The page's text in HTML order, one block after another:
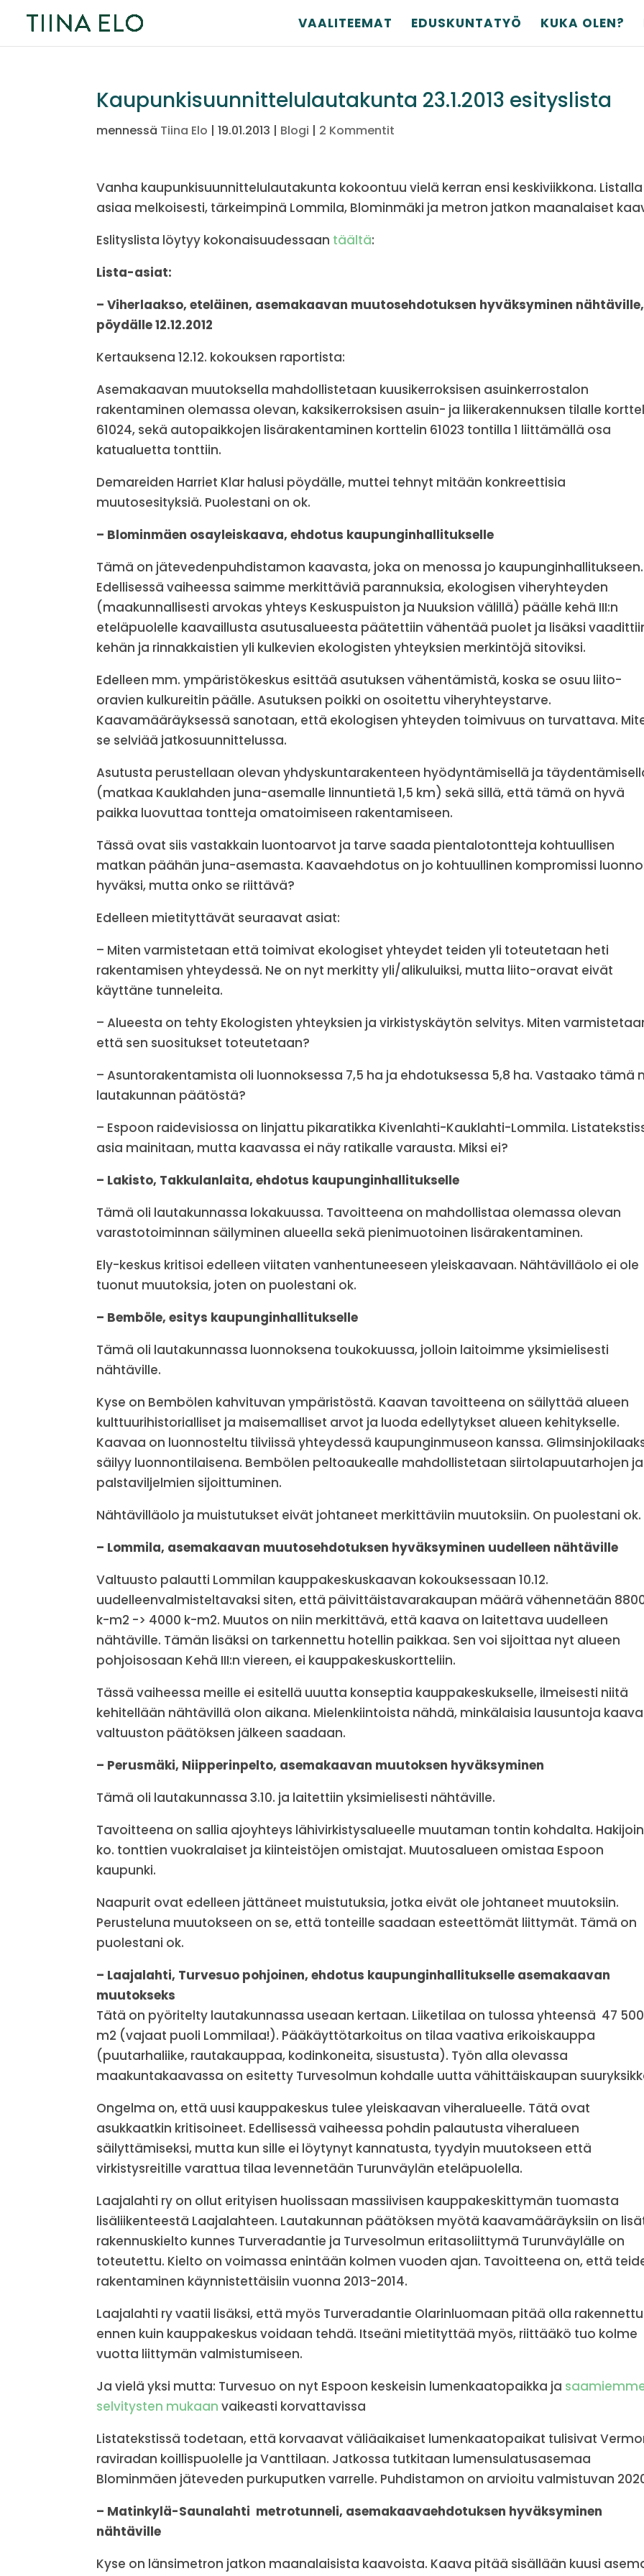
VAALITEEMAT EDUSKUNTATYÖ KUKA OLEN?
Kaupunkisuunnittelulautakunta 23.1.2013 esityslista
mennessä Tiina Elo |19.01.2013 | Blogi | 2 Kommentit
Vanha kaupunkisuunnittelulautakunta kokoontuu vielä kerran ensi keskiviikkona.
asiaa melkoisesti, tärkeimpinä Lommila, Blominmäki ja metron jatkon maanalaiset
Eslityslista löytyy kokonaisuudessaan täältä:
Lista-asiat:
– Viherlaakso, eteläinen, asemakaavan muutosehdotuksen hyväksyminen nähtäville,
pöydälle 12.12.2012
Kertauksena 12.12. kokouksen raportista:
Asemakaavan muutoksella mahdollistetaan kuusikerroksisen asuinkerrostalon
rakentaminen olemassa olevan, kaksikerroksisen asuin- ja liikerakennuksen tilalle
61024, sekä autopaikkojen lisärakentaminen korttelin 61023 tontilla 1 liittämällä osa
katualuetta tonttiin.
Demareiden Harriet Klar halusi pöydälle, muttei tehnyt mitään konkreettisia
muutosesityksiä. Puolestani on ok.
– Blominmäen osayleiskaava, ehdotus kaupunginhallitukselle
Tämä on jätevedenpuhdistamon kaavasta, joka on menossa jo kaupunginhallitukseen.
Edellisessä vaiheessa saimme merkittäviä parannuksia, ekologisen viheryhteyden
(maakunnallisesti arvokas yhteys Keskuspuiston ja Nuuksion välillä) päälle kehä III:n
eteläpuolelle kaavaillusta asutusalueesta päätettiin vähentää puolet ja lisäksi
kehän ja rinnakkaistien yli kulkevien ekologisten yhteyksien merkintöjä sitoviksi.
Edelleen mm. ympäristökeskus esittää asutuksen vähentämistä, koska se osuu liito-
oravien kulkureitin päälle. Asutuksen poikki on osoitettu viheryhteystarve.
Kaavamääräyksessä sanotaan, että ekologisen yhteyden toimivuus on turvattava.
se selviää jatkosuunnittelussa.
Asutusta perustellaan olevan yhdyskuntarakenteen hyödyntämisellä ja
(matkaa Kauklahden juna-asemalle linnuntietä 1,5 km) sekä sillä, että tämä on hyvä
paikka luovuttaa tontteja omatoimiseen rakentamiseen.
Tässä ovat siis vastakkain luontoarvot ja tarve saada pientalotontteja kohtuullisen
matkan päähän juna-asemasta. Kaavaehdotus on jo kohtuullinen kompromissi
hyväksi, mutta onko se riittävä?
Edelleen mietityttävät seuraavat asiat:
– Miten varmistetaan että toimivat ekologiset yhteydet teiden yli toteutetaan heti
rakentamisen yhteydessä. Ne on nyt merkitty yli/alikuluiksi, mutta liito-oravat eivät
käyttäne tunneleita.
– Alueesta on tehty Ekologisten yhteyksien ja virkistyskäytön selvitys. Miten
että sen suositukset toteutetaan?
– Asuntorakentamista oli luonnoksessa 7,5 ha ja ehdotuksessa 5,8 ha. Vastaako tämä
lautakunnan päätöstä?
– Espoon raidevisiossa on linjattu pikaratikka Kivenlahti-Kauklahti-Lommila.
asia mainitaan, mutta kaavassa ei näy ratikalle varausta. Miksi ei?
– Lakisto, Takkulanlaita, ehdotus kaupunginhallitukselle
Tämä oli lautakunnassa lokakuussa. Tavoitteena on mahdollistaa olemassa olevan
varastotoiminnan säilyminen alueella sekä pienimuotoinen lisärakentaminen.
Ely-keskus kritisoi edelleen viitaten vanhentuneeseen yleiskaavaan. Nähtävilläolo ei ole
tuonut muutoksia, joten on puolestani ok.
– Bemböle, esitys kaupunginhallitukselle
Tämä oli lautakunnassa luonnoksena toukokuussa, jolloin laitoimme yksimielisesti
nähtäville.
Kyse on Bembölen kahvituvan ympäristöstä. Kaavan tavoitteena on säilyttää alueen
kulttuurihistorialliset ja maisemalliset arvot ja luoda edellytykset alueen kehitykselle.
Kaavaa on luonnosteltu tiiviissä yhteydessä kaupunginmuseon kanssa.
säilyy luonnontilaisena. Bembölen peltoaukealle mahdollistetaan siirtolapuutarhojen ja
palstaviljelmien sijoittuminen.
Nähtävilläolo ja muistutukset eivät johtaneet merkittäviin muutoksiin. On puolestani ok.
– Lommila, asemakaavan muutosehdotuksen hyväksyminen uudelleen nähtäville
Valtuusto palautti Lommilan kauppakeskuskaavan kokouksessaan 10.12.
uudelleenvalmisteltavaksi siten, että päivittäistavarakaupan määrä vähennetään
k-m2 -> 4000 k-m2. Muutos on niin merkittävä, että kaava on laitettava uudelleen
nähtäville. Tämän lisäksi on tarkennettu hotellin paikkaa. Sen voi sijoittaa nyt alueen
pohjoisosaan Kehä III:n viereen, ei kauppakeskuskortteliin.
Tässä vaiheessa meille ei esitellä uuutta konseptia kauppakeskukselle, ilmeisesti niitä
kehitellään nähtävillä olon aikana. Mielenkiintoista nähdä, minkälaisia lausuntoja
valtuuston päätöksen jälkeen saadaan.
– Perusmäki, Niipperinpelto, asemakaavan muutoksen hyväksyminen
Tämä oli lautakunnassa 3.10. ja laitettiin yksimielisesti nähtäville.
Tavoitteena on sallia ajoyhteys lähivirkistysalueelle muutaman tontin kohdalta.
ko. tonttien vuokralaiset ja kiinteistöjen omistajat. Muutosalueen omistaa Espoon
kaupunki.
Naapurit ovat edelleen jättäneet muistutuksia, jotka eivät ole johtaneet muutoksiin.
Perusteluna muutokseen on se, että tonteille saadaan esteettömät liittymät. Tämä on
puolestani ok.
– Laajalahti, Turvesuo pohjoinen, ehdotus kaupunginhallitukselle asemakaavan
muutokseks
Tätä on pyöritelty lautakunnassa useaan kertaan. Liiketilaa on tulossa yhteensä 47
m2 (vajaat puoli Lommilaa!). Pääkäyttötarkoitus on tilaa vaativa erikoiskauppa
(puutarhaliike, rautakauppaa, kodinkoneita, sisustusta). Työn alla olevassa
maakuntakaavassa on esitetty Turvesolmun kohdalle uutta vähittäiskaupan
Ongelma on, että uusi kauppakeskus tulee yleiskaavan viheralueelle. Tätä ovat
asukkaatkin kritisoineet. Edellisessä vaiheessa pohdin palautusta viheralueen
säilyttämiseksi, mutta kun sille ei löytynyt kannatusta, tyydyin muutokseen että
virkistysreitille varattua tilaa levennetään Turunväylän eteläpuolella.
Laajalahti ry on ollut erityisen huolissaan massiivisen kauppakeskittymän tuomasta
lisäliikenteestä Laajalahteen. Lautakunnan päätöksen myötä kaavamääräyksiin on
rakennuskielto kunnes Turveradantie ja Turvesolmun eritasoliittymä Turunväylälle on
toteutettu. Kielto on voimassa enintään kolmen vuoden ajan. Tavoitteena on, että
rakentaminen käynnistettäisiin vuonna 2013-2014.
Laajalahti ry vaatii lisäksi, että myös Turveradantie Olarinluomaan pitää olla rakennettu
ennen kuin kauppakeskus voidaan tehdä. Itseäni mietityttää myös, riittääkö tuo kolme
vuotta liittymän valmistumiseen.
Ja vielä yksi mutta: Turvesuo on nyt Espoon keskeisin lumenkaatopaikka ja
selvitysten mukaan vaikeasti korvattavissa
Listatekstissä todetaan, että korvaavat väliäaikaiset lumenkaatopaikat tulisivat
raviradan koillispuolelle ja Vanttilaan. Jatkossa tutkitaan lumensulatusasemaa
Blominmäen jäteveden purkuputken varrelle. Puhdistamon on arvioitu valmistuvan
– Matinkylä-Saunalahti metrotunneli, asemakaavaehdotuksen hyväksyminen
nähtäville
Kyse on länsimetron jatkon maanalaisista kaavoista. Kaava pitää sisällään kuusi